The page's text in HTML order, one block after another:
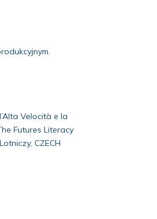
Velocità e la
Futures Literacy
CZECH